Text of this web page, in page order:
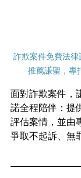
詐欺案件免費法
推薦謙聖，專
面對詐欺案件，
諾全程陪伴：提
評估案情，並由
爭取不起訴、無